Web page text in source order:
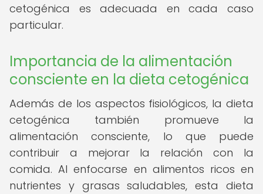
cetogénica es adecuada en cada caso
particular.
Importancia de la alimentación
consciente en la dieta cetogénica
Además de los aspectos fisiológicos, la dieta
cetogénica también promueve la
alimentación consciente, lo que puede
contribuir a mejorar la relación con la
comida. Al enfocarse en alimentos ricos en
nutrientes y grasas saludables, esta dieta